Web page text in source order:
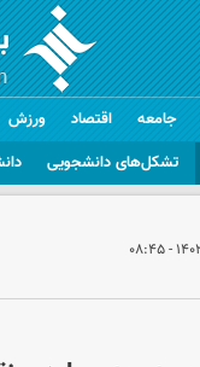
تشکل‌های دانشجویی
جامعه اقتصاد ورزش